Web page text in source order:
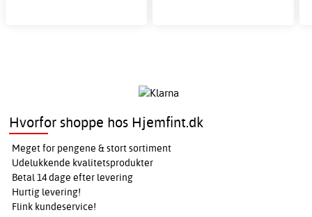
Hvorfor shoppe hos Hjemfint.dk
Meget for pengene & stort sortiment
Udelukkende kvalitetsprodukter
Betal 14 dage efter levering
Hurtig levering!
Flink kundeservice!